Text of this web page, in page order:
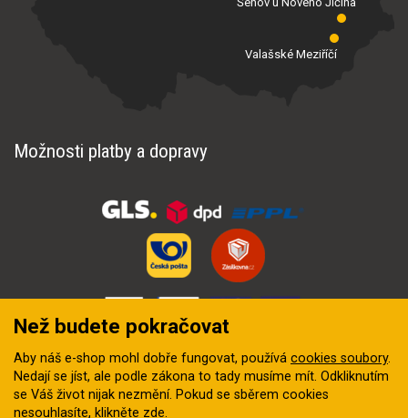
Valašské Meziříčí
Možnosti platby a dopravy
Než budete pokračovat
Aby náš e-shop mohl dobře fungovat, používá cookies soubory.
Nedají se jíst, ale podle zákona to tady musíme mít. Odkliknutím
se Váš život nijak nezmění. Pokud se sběrem cookies
nesouhlasíte, klikněte zde.